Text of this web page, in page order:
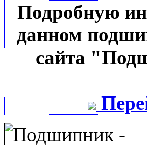
Подробную
данном
сайта